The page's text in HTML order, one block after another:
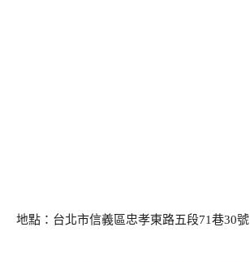
地點：台北市信義區忠孝東路五段71巷30號